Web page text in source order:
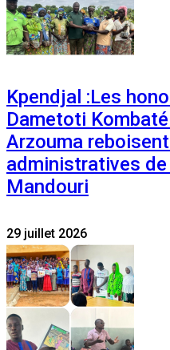
Kpendjal :Les
Dametoti
Arzouma
administratives
Mandouri
29 juillet 2026